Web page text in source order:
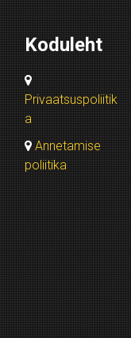
Koduleht
Privaatsuspoliitik
a
Annetamise
poliitika